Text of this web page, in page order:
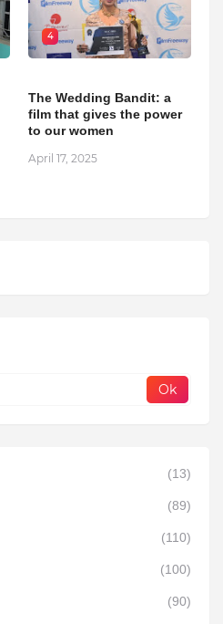
4
The Wedding Bandit: a
film that gives the power
to our women
April 17, 2025
(13)
(89)
(110)
(100)
(90)